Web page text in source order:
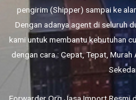
pengirim (Shipper) sampai ke
Dengan adanya agent di seluruh
kami untuk membantu kebutuhan
dengan cara : Cepat, Tepat,